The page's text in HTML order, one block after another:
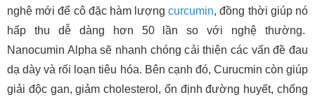
nghệ mới để cô đặc hàm lượngcurcumin, đồng thời giúp nó
hấp thu dễ dàng hơn 50 lần so với nghệ thường.
Nanocumin Alpha sẽ nhanh chóng cải thiện các vấn đề đau
dạ dày và rối loạn tiêu hóa. Bên cạnh đó, Curucmin còn giúp
giải độc gan, giảm cholesterol, ổn định đường huyết, chống